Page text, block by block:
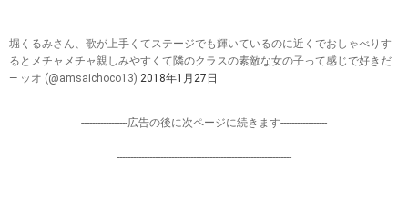
堀くるみさん、歌が上手くてステージでも輝いているのに近くでおしゃべりす
るとメチャメチャ親しみやすくて隣のクラスの素敵な女の子って感じで好きだ
— ッオ (@amsaichoco13) 2018年1月27日
-----------------広告の後に次ページに続きます-----------------
----------------------------------------------------------------